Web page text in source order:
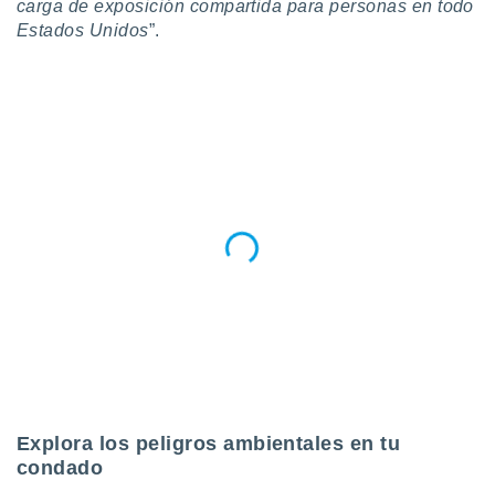
carga de exposición compartida para personas en todo
Estados Unidos”.
Explora los peligros ambientales en tu
condado